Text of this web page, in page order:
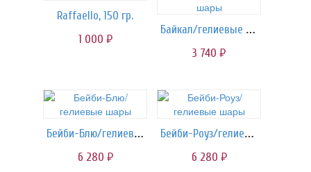
Raffaello, 150 гр.
1 000 руб.
Байкал/гелиевые шары
3 740 руб.
Бейби-Блю/гелиевые шары
6 280 руб.
Бейби-Роуз/гелиевые шары
6 280 руб.